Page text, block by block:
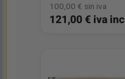
100,00 € sin iva
121,00 € iva inc